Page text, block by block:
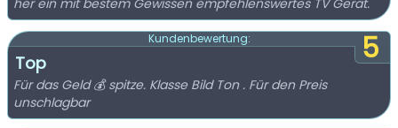
her ein mit bestem Gewissen empfehlenswertes TV Gerät.
5
Kundenbewertung:
Top
Für das Geld 💰 spitze. Klasse Bild Ton . Für den Preis
unschlagbar